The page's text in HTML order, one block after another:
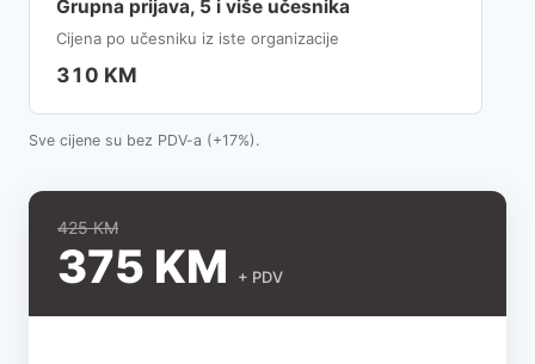
Grupna prijava, 5 i više učesnika
Cijena po učesniku iz iste organizacije
310 KM
Sve cijene su bez PDV-a (+17%).
425 KM
375 KM + PDV